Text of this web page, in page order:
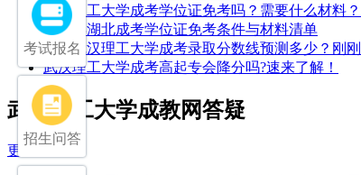
武汉理工大学成考学位证免考吗？需要什么材料？
2026年湖北成考学位证免考条件与材料清单
2025武汉理工大学成考录取分数线预测多少？刚刚
武汉理工大学成考高起专会降分吗?速来了解！
武汉理工大学成教网答疑
更多>>
考试报名
招生问答